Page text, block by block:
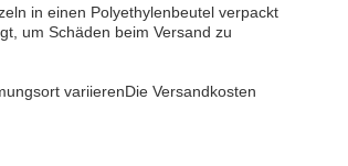
in einen Polyethylenbeutel verpackt
um Schäden beim Versand zu
variierenDie Versandkosten